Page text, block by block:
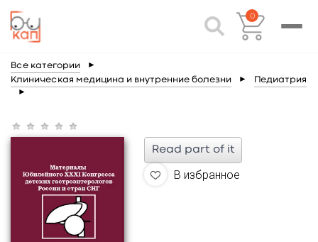
0
Все категории ►
Клиническая медицина и внутренние болезни ► Педиатрия
►
Read part of it
В избранное